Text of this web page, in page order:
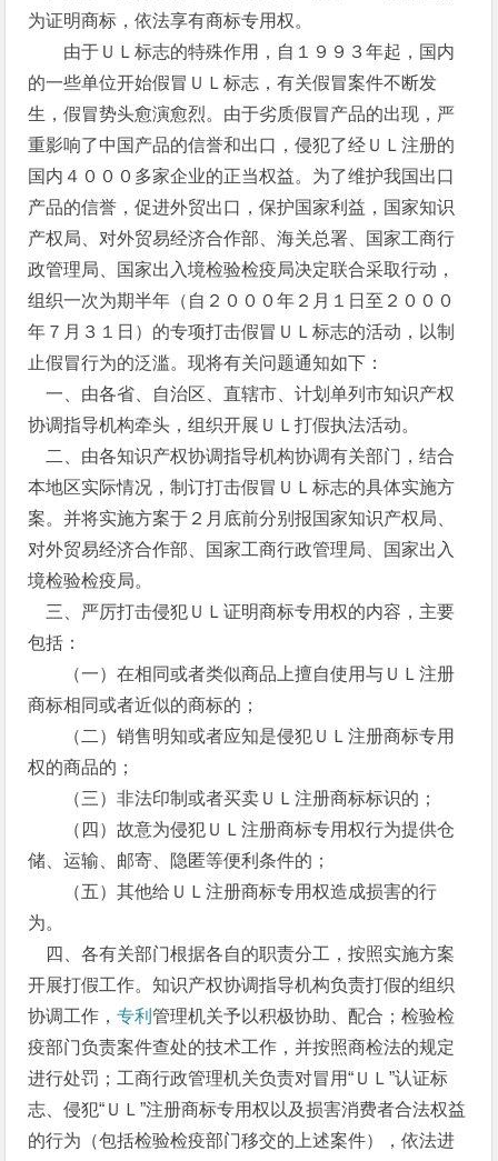
为证明商标，依法享有商标专用权。
由于ＵＬ标志的特殊作用，自１９９３年起，国内
的一些单位开始假冒ＵＬ标志，有关假冒案件不断发
生，假冒势头愈演愈烈。由于劣质假冒产品的出现，严
重影响了中国产品的信誉和出口，侵犯了经ＵＬ注册的
国内４０００多家企业的正当权益。为了维护我国出口
产品的信誉，促进外贸出口，保护国家利益，国家知识
产权局、对外贸易经济合作部、海关总署、国家工商行
政管理局、国家出入境检验检疫局决定联合采取行动，
组织一次为期半年（自２０００年２月１日至２０００
年７月３１日）的专项打击假冒ＵＬ标志的活动，以制
止假冒行为的泛滥。现将有关问题通知如下：
一、由各省、自治区、直辖市、计划单列市知识产权
协调指导机构牵头，组织开展ＵＬ打假执法活动。
二、由各知识产权协调指导机构协调有关部门，结合
本地区实际情况，制订打击假冒ＵＬ标志的具体实施方
案。并将实施方案于２月底前分别报国家知识产权局、
对外贸易经济合作部、国家工商行政管理局、国家出入
境检验检疫局。
三、严厉打击侵犯ＵＬ证明商标专用权的内容，主要
包括：
（一）在相同或者类似商品上擅自使用与ＵＬ注册
商标相同或者近似的商标的；
（二）销售明知或者应知是侵犯ＵＬ注册商标专用
权的商品的；
（三）非法印制或者买卖ＵＬ注册商标标识的；
（四）故意为侵犯ＵＬ注册商标专用权行为提供仓
储、运输、邮寄、隐匿等便利条件的；
（五）其他给ＵＬ注册商标专用权造成损害的行
为。
四、各有关部门根据各自的职责分工，按照实施方案
开展打假工作。知识产权协调指导机构负责打假的组织
协调工作，专利管理机关予以积极协助、配合；检验检
疫部门负责案件查处的技术工作，并按照商检法的规定
进行处罚；工商行政管理机关负责对冒用“ＵＬ”认证标
志、侵犯“ＵＬ”注册商标专用权以及损害消费者合法权益
的行为（包括检验检疫部门移交的上述案件），依法进